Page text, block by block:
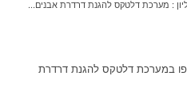
: מערכת דלטקס להגנת דרדרת אבנים...
במערכת דלטקס להגנת דרדרת